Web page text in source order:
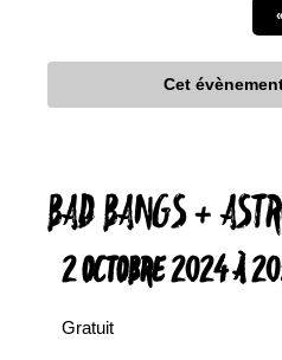
Cet
BAD BANGS +
2 OCTOBRE 2024 À
Gratuit